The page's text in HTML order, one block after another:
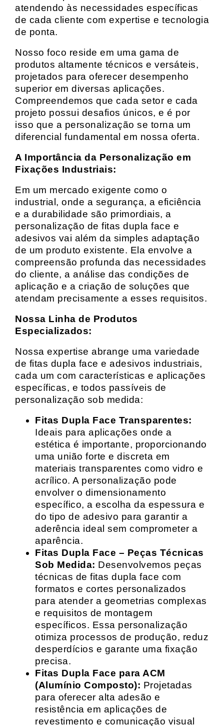
atendendo às necessidades específicas
de cada cliente com expertise e tecnologia
de ponta.
Nosso foco reside em uma gama de
produtos altamente técnicos e versáteis,
projetados para oferecer desempenho
superior em diversas aplicações.
Compreendemos que cada setor e cada
projeto possui desafios únicos, e é por
isso que a personalização se torna um
diferencial fundamental em nossa oferta.
A Importância da Personalização em
Fixações Industriais:
Em um mercado exigente como o
industrial, onde a segurança, a eficiência
e a durabilidade são primordiais, a
personalização de fitas dupla face e
adesivos vai além da simples adaptação
de um produto existente. Ela envolve a
compreensão profunda das necessidades
do cliente, a análise das condições de
aplicação e a criação de soluções que
atendam precisamente a esses requisitos.
Nossa Linha de Produtos
Especializados:
Nossa expertise abrange uma variedade
de fitas dupla face e adesivos industriais,
cada um com características e aplicações
específicas, e todos passíveis de
personalização sob medida:
Fitas Dupla Face Transparentes:
Ideais para aplicações onde a
estética é importante, proporcionando
uma união forte e discreta em
materiais transparentes como vidro e
acrílico. A personalização pode
envolver o dimensionamento
específico, a escolha da espessura e
do tipo de adesivo para garantir a
aderência ideal sem comprometer a
aparência.
Fitas Dupla Face – Peças Técnicas
Sob Medida: Desenvolvemos peças
técnicas de fitas dupla face com
formatos e cortes personalizados
para atender a geometrias complexas
e requisitos de montagem
específicos. Essa personalização
otimiza processos de produção, reduz
desperdícios e garante uma fixação
precisa.
Fitas Dupla Face para ACM
(Alumínio Composto): Projetadas
para oferecer alta adesão e
resistência em aplicações de
revestimento e comunicação visual